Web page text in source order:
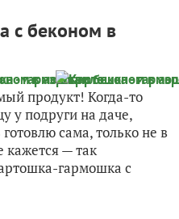
с беконом в
продукт! Когда-то
у подруги на даче,
сама, только не в
кажется — так
гармошка с